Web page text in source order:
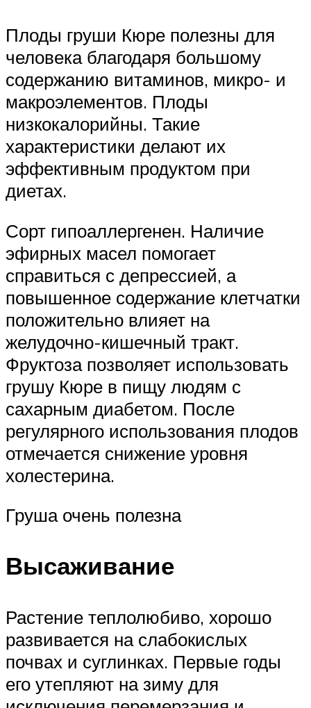
Плоды груши Кюре полезны для
человека благодаря большому
содержанию витаминов, микро- и
макроэлементов. Плоды
низкокалорийны. Такие
характеристики делают их
эффективным продуктом при
диетах.
Сорт гипоаллергенен. Наличие
эфирных масел помогает
справиться с депрессией, а
повышенное содержание клетчатки
положительно влияет на
желудочно-кишечный тракт.
Фруктоза позволяет использовать
грушу Кюре в пищу людям с
сахарным диабетом. После
регулярного использования плодов
отмечается снижение уровня
холестерина.
Груша очень полезна
Высаживание
Растение теплолюбиво, хорошо
развивается на слабокислых
почвах и суглинках. Первые годы
его утепляют на зиму для